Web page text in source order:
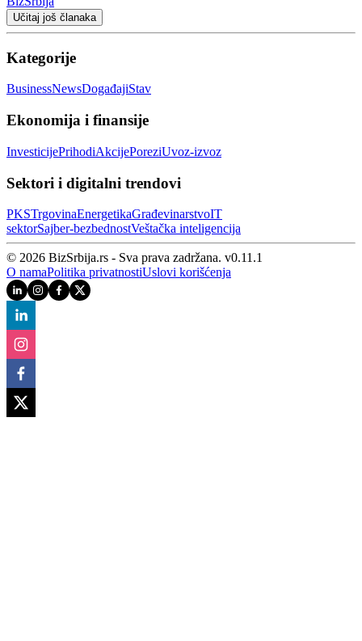
Učitaj još članaka
Kategorije
BusinessNewsDogađajiStav
Ekonomija i finansije
InvesticijePrihodiAkcijePoreziUvoz-izvoz
Sektori i digitalni trendovi
PKSTrgovinaEnergetikaGrađevinarstvoIT
sektorSajber‑bezbednostVeštačka inteligencija
© 2026 BizSrbija.rs - Sva prava zadržana. v0.11.1
O namaPolitika privatnostiUslovi korišćenja